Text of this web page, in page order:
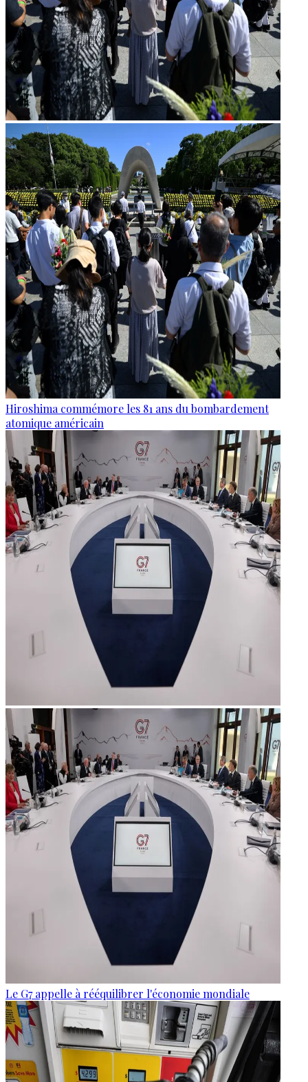
Hiroshima commémore les 81 ans du bombardement
atomique américain
Le G7 appelle à rééquilibrer l'économie mondiale